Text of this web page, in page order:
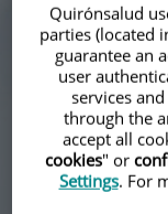
Quirónsalud
parties (located
guarantee an
user
services
through the
accept all
cookies" or
Settings. For